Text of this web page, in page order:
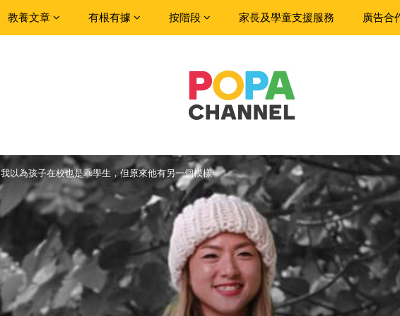
教養文章 有根有據 按階段 家長及學童支援服務 廣告合
我以為孩子在校也是乖學生，但原來他有另一個模樣